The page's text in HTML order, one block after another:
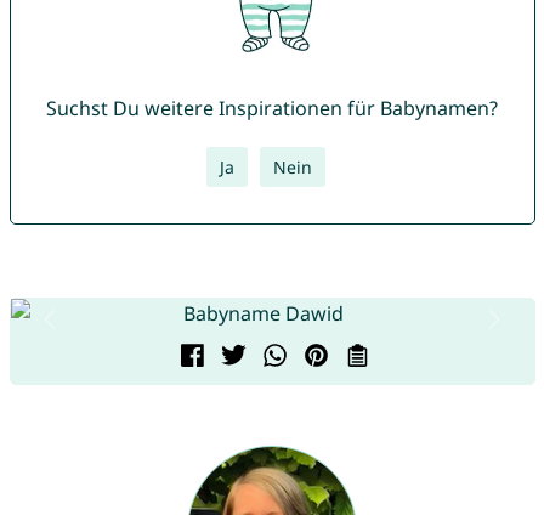
Suchst Du weitere Inspirationen für Babynamen?
Ja Nein